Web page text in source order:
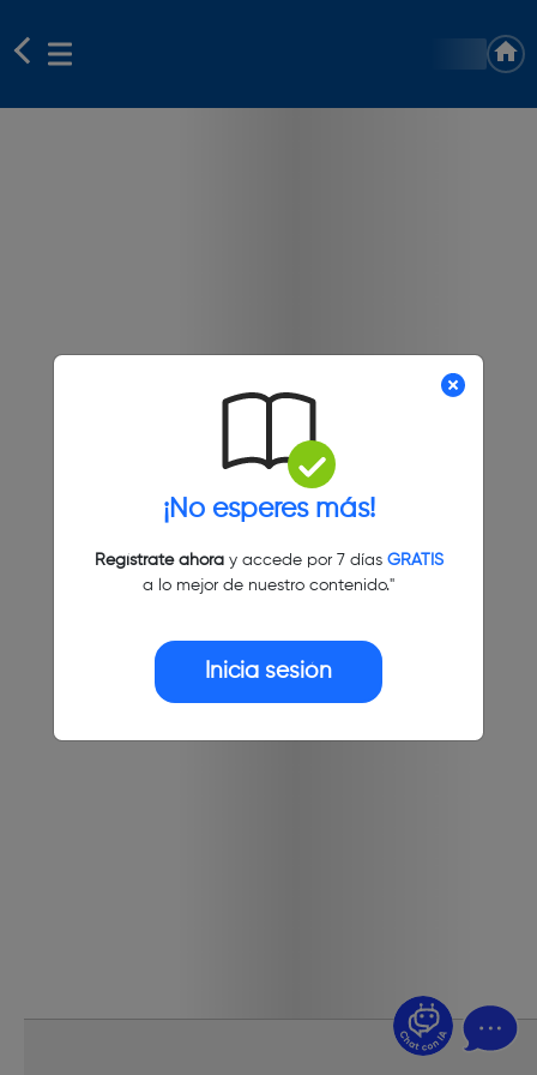
¡No esperes más!
Regístrate ahoray accede por 7 días GRATIS
a lo mejor de nuestro contenido."
Inicia sesión